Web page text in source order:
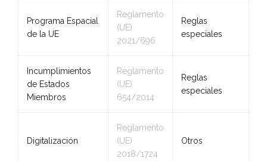
Programa Espacial
de la UE
Reglamento
(UE)
2021/696
Reglas
especiales
Incumplimientos
de Estados
Miembros
Reglamento
(UE)
654/2014
Reglas
especiales
Digitalización
Reglamento
(UE)
2018/1724
Otros